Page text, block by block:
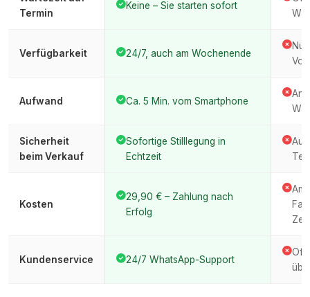
Termin
Keine – Sie starten sofort
Verfügbarkeit 24/7, auch am Wochenende
Aufwand Ca. 5 Min. vom Smartphone
Sicherheit
beim Verkauf
Sofortige Stilllegung in
Echtzeit
Kosten
29,90 € – Zahlung nach
Erfolg
Kundenservice 24/7 WhatsApp-Support
Oft